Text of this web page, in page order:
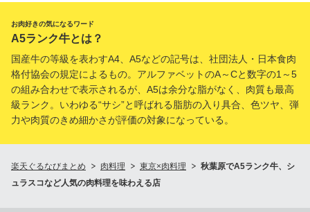
お肉好きの気になるワード
A5ランク牛とは？
国産牛の等級を表わすA4、A5などの記号は、社団法人・日本食肉
格付協会の規定によるもの。アルファベットのA～Cと数字の1～5
の組み合わせで表示されるが、A5は余分な脂がなく、肉質も最高
級ランク。いわゆる“サシ”と呼ばれる脂肪の入り具合、色ツヤ、弾
力や肉質のきめ細かさが評価の対象になっている。
楽天ぐるなびまとめ 肉料理 東京×肉料理
秋葉原でA5ランク牛、シ
ュラスコなど人気の肉料理を味わえる店